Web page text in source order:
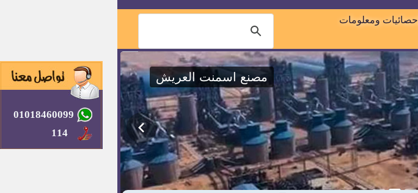
01018460099
114
إحصائيات ومعلومات
مصنع اسمنت العريش